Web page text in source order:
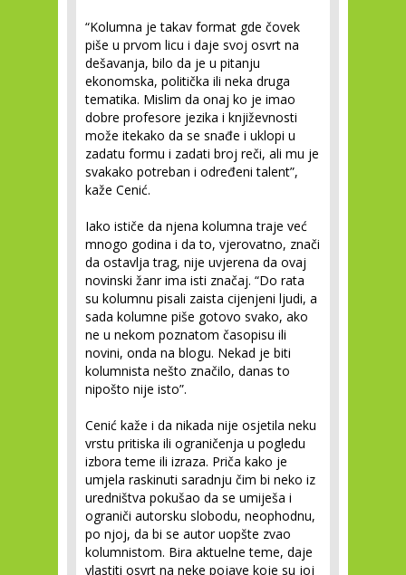
“Kolumna je takav format gde čovek
piše u prvom licu i daje svoj osvrt na
dešavanja, bilo da je u pitanju
ekonomska, politička ili neka druga
tematika. Mislim da onaj ko je imao
dobre profesore jezika i književnosti
može itekako da se snađe i uklopi u
zadatu formu i zadati broj reči, ali mu je
svakako potreban i određeni talent”,
kaže Cenić.
Iako ističe da njena kolumna traje već
mnogo godina i da to, vjerovatno, znači
da ostavlja trag, nije uvjerena da ovaj
novinski žanr ima isti značaj. “Do rata
su kolumnu pisali zaista cijenjeni ljudi, a
sada kolumne piše gotovo svako, ako
ne u nekom poznatom časopisu ili
novini, onda na blogu. Nekad je biti
kolumnista nešto značilo, danas to
nipošto nije isto”.
Cenić kaže i da nikada nije osjetila neku
vrstu pritiska ili ograničenja u pogledu
izbora teme ili izraza. Priča kako je
umjela raskinuti saradnju čim bi neko iz
uredništva pokušao da se umiješa i
ograniči autorsku slobodu, neophodnu,
po njoj, da bi se autor uopšte zvao
kolumnistom. Bira aktuelne teme, daje
vlastiti osvrt na neke pojave koje su joj